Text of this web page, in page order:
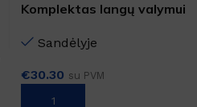
Komplektas langų valymui
Sandėlyje
€30.30 su PVM
Į KREPŠELĮ